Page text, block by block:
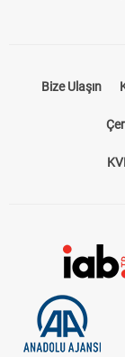
Bize Ulaşın